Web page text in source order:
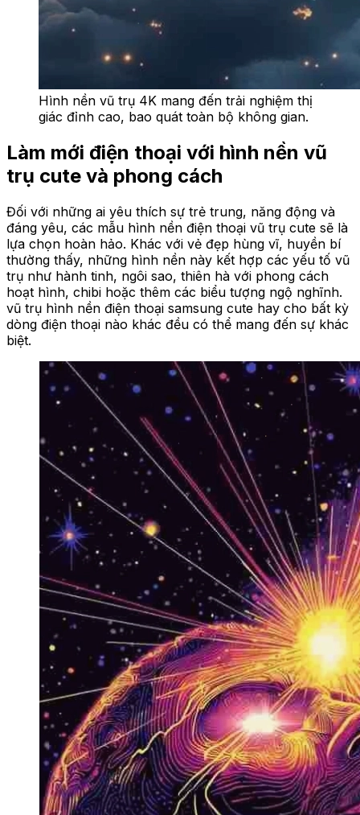
Hình nền vũ trụ 4K mang đến trải nghiệm thị
giác đỉnh cao, bao quát toàn bộ không gian.
Làm mới điện thoại với hình nền vũ
trụ cute và phong cách
Đối với những ai yêu thích sự trẻ trung, năng động và
đáng yêu, các mẫu hình nền điện thoại vũ trụ cute sẽ là
lựa chọn hoàn hảo. Khác với vẻ đẹp hùng vĩ, huyền bí
thường thấy, những hình nền này kết hợp các yếu tố vũ
trụ như hành tinh, ngôi sao, thiên hà với phong cách
hoạt hình, chibi hoặc thêm các biểu tượng ngộ nghĩnh.
vũ trụ hình nền điện thoại samsung cute hay cho bất kỳ
dòng điện thoại nào khác đều có thể mang đến sự khác
biệt.